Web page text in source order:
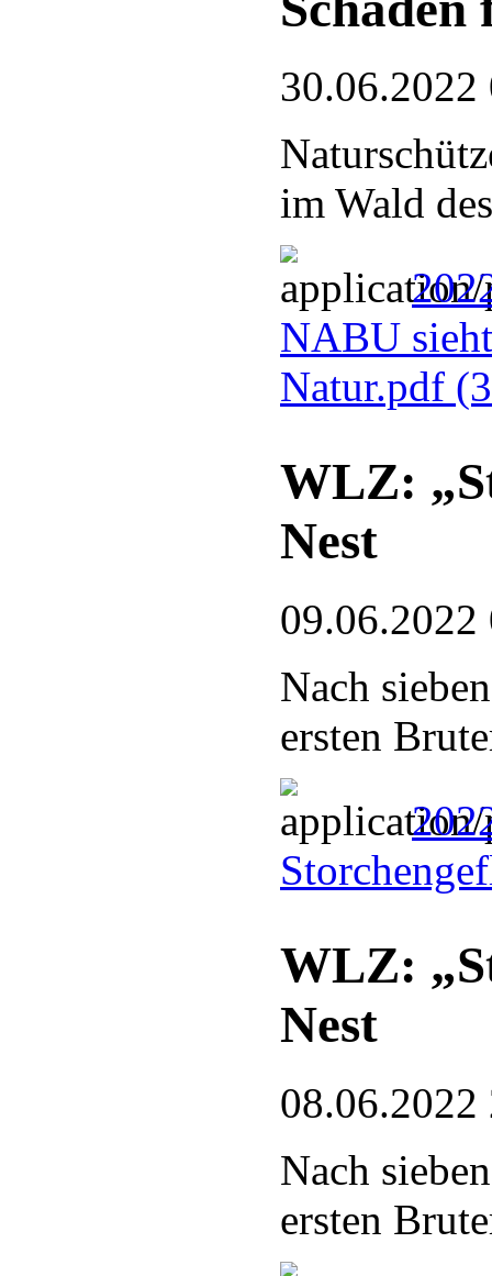
30.06.2022
im Wald
NABU
Natur.pdf
WLZ:
Nest
09.06.2022
Nach
ersten
WLZ:
Nest
08.06.2022
Nach
ersten